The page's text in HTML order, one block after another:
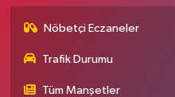
Nöbetçi Eczaneler
Trafik Durumu
Tüm Manşetler